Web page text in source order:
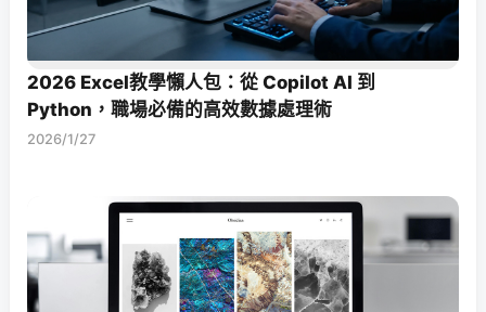
2026 Excel教學懶人包：從 Copilot AI 到
Python，職場必備的高效數據處理術
2026/1/27